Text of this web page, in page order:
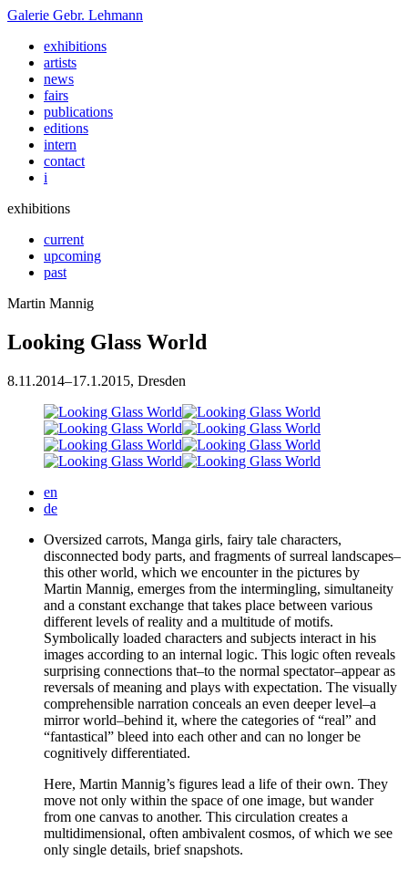
Galerie Gebr. Lehmann
exhibitions
artists
news
fairs
publications
editions
intern
contact
i
exhibitions
current
upcoming
past
Martin Mannig
Looking Glass World
8.11 .2014–17.1 .2015, Dresden
en
de
Oversized carrots, Manga girls, fairy tale characters,
disconnected body parts, and fragments of surreal landscapes–
this other world, which we encounter in the pictures by
Martin Mannig, emerges from the intermingling, simultaneity
and a constant exchange that takes place between various
different levels of reality and a multitude of motifs.
Symbolically loaded characters and subjects interact in his
images according to an internal logic. This logic often reveals
surprising connections that–to the normal spectator–appear as
reversals of meaning and plays with expectation. The visually
comprehensible narration conceals an even deeper level–a
mirror world–behind it, where the categories of “real” and
“fantastical” bleed into each other and can no longer be
cognitively differentiated.
Here, Martin Mannig’s figures lead a life of their own. They
move not only within the space of one image, but wander
from one canvas to another. This circulation creates a
multidimensional, often ambivalent cosmos, of which we see
only single details, brief snapshots.